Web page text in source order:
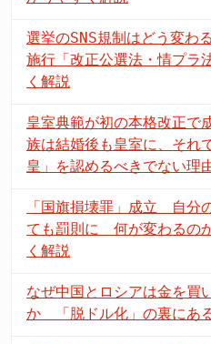
選挙のSNS規制はどう変わ
施行「改正公選法・情プラ
く解説
皇室典範が初の本格改正
族は結婚後も皇室に、それ
皇」を認めるべきでない理
「国旗損壊罪」成立 自分
ても罰則に 何が変わるの
く解説
なぜ中国とロシアは金を買
か 「脱ドル化」の裏にあ